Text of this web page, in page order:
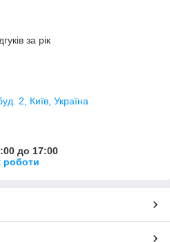
за рік
2, Київ, Україна
до 17:00
роботи